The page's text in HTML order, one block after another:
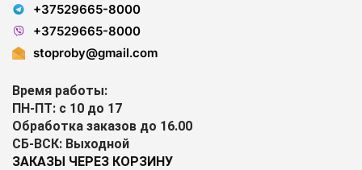
+37529665-8000
+37529665-8000
stoproby@gmail.com
Время работы:
ПН-ПТ: с 10 до 17
Обработка заказов до 16.00
СБ-ВСК: Выходной
ЗАКАЗЫ ЧЕРЕЗ КОРЗИНУ